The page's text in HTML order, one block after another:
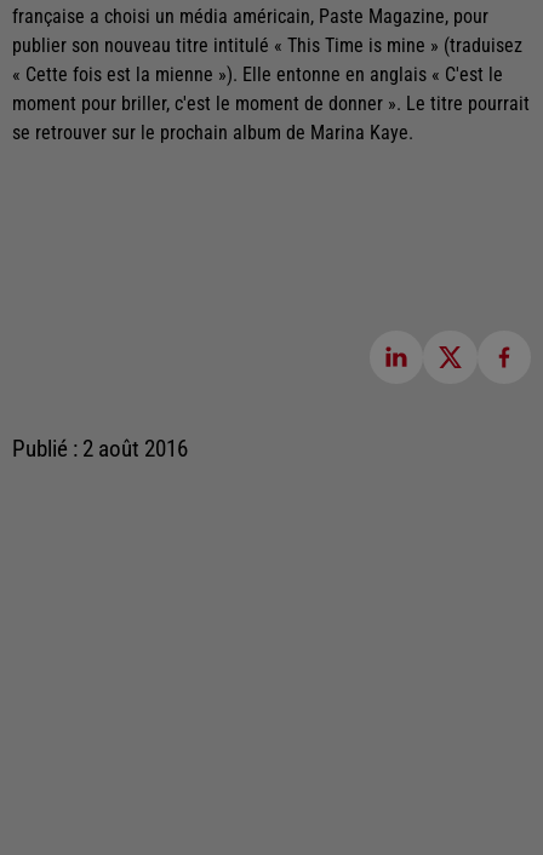
française a choisi un média américain, Paste Magazine, pour
publier son nouveau titre intitulé « This Time is mine » (traduisez
« Cette fois est la mienne »). Elle entonne en anglais « C'est le
moment pour briller, c'est le moment de donner ». Le titre pourrait
se retrouver sur le prochain album de Marina Kaye.
Publié : 2 août 2016